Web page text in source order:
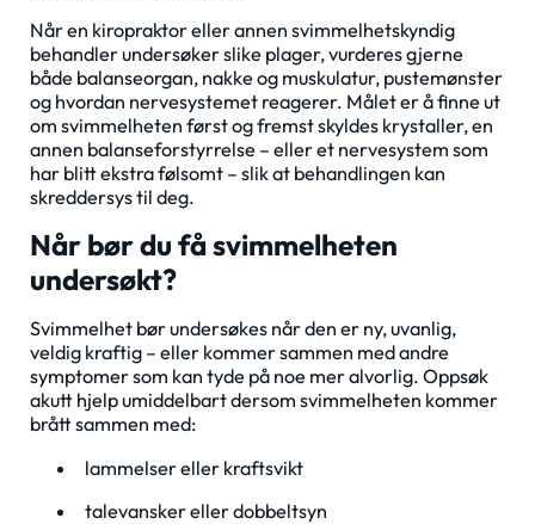
Når en kiropraktor eller annen svimmelhetskyndig
behandler undersøker slike plager, vurderes gjerne
både balanseorgan, nakke og muskulatur, pustemønster
og hvordan nervesystemet reagerer. Målet er å finne ut
om svimmelheten først og fremst skyldes krystaller, en
annen balanseforstyrrelse – eller et nervesystem som
har blitt ekstra følsomt – slik at behandlingen kan
skreddersys til deg.
Når bør du få svimmelheten
undersøkt?
Svimmelhet bør undersøkes når den er ny, uvanlig,
veldig kraftig – eller kommer sammen med andre
symptomer som kan tyde på noe mer alvorlig. Oppsøk
akutt hjelp umiddelbart dersom svimmelheten kommer
brått sammen med:
lammelser eller kraftsvikt
talevansker eller dobbeltsyn